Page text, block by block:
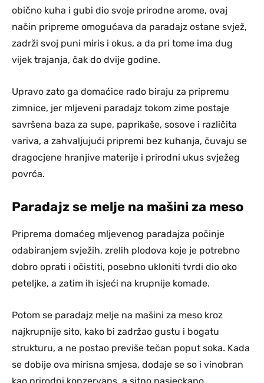
obično kuha i gubi dio svoje prirodne arome, ovaj
način pripreme omogućava da paradajz ostane svjež,
zadrži svoj puni miris i okus, a da pri tome ima dug
vijek trajanja, čak do dvije godine.
Upravo zato ga domaćice rado biraju za pripremu
zimnice, jer mljeveni paradajz tokom zime postaje
savršena baza za supe, paprikaše, sosove i različita
variva, a zahvaljujući pripremi bez kuhanja, čuvaju se
dragocjene hranjive materije i prirodni ukus svježeg
povrća.
Paradajz se melje na mašini za meso
Priprema domaćeg mljevenog paradajza počinje
odabiranjem svježih, zrelih plodova koje je potrebno
dobro oprati i očistiti, posebno ukloniti tvrdi dio oko
peteljke, a zatim ih isjeći na krupnije komade.
Potom se paradajz melje na mašini za meso kroz
najkrupnije sito, kako bi zadržao gustu i bogatu
strukturu, a ne postao previše tečan poput soka. Kada
se dobije ova mirisna smjesa, dodaje se so i vinobran